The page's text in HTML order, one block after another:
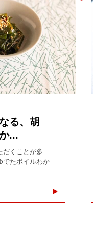
る、胡
...
だくことが多
でたボイルわか